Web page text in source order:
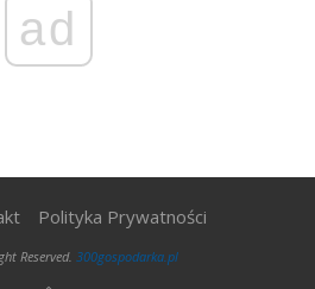
ad
Polityka Prywatności
Reserved. 300gospodarka.pl